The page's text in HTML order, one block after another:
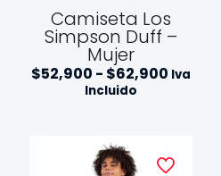
Camiseta Los
Simpson Duff –
Mujer
$52,900 - $62,900 Rango
$62,900
Iva
Incluido